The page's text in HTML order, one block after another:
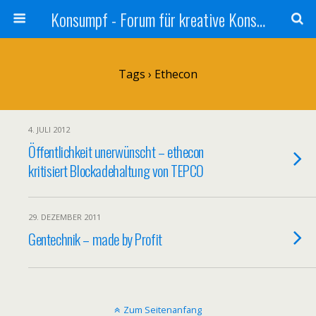
Konsumpf - Forum für kreative Konsumkritik - Culture Jamming, Nachhaltigkeit, Konzernkritik, Adbusting
Tags › Ethecon
4. JULI 2012
Öffentlichkeit unerwünscht – ethecon
kritisiert Blockadehaltung von TEPCO
29. DEZEMBER 2011
Gentechnik – made by Profit
Zum Seitenanfang